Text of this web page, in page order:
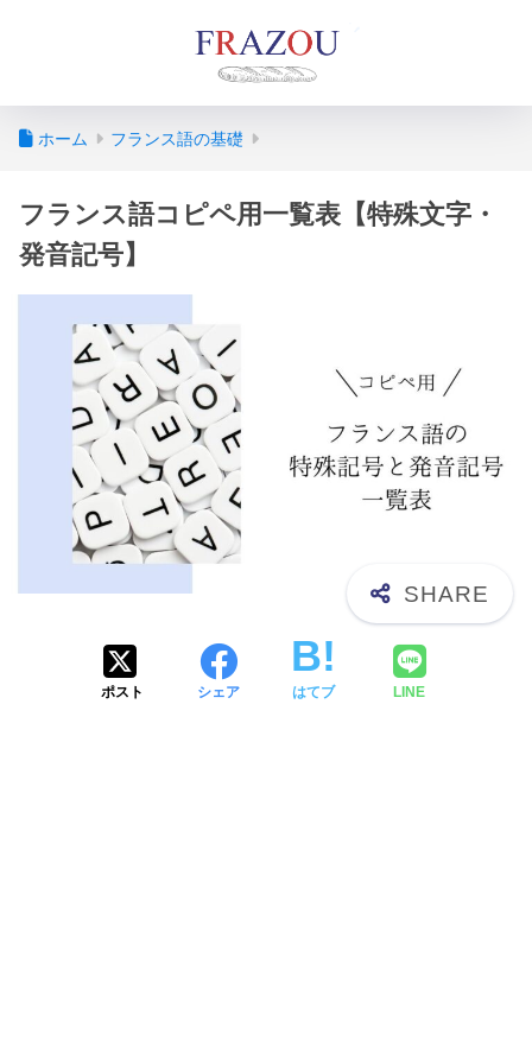
ホーム フランス語の基礎
フランス語コピペ用一覧表【特殊文字・
発音記号】
ポスト シェア はてブ LINE